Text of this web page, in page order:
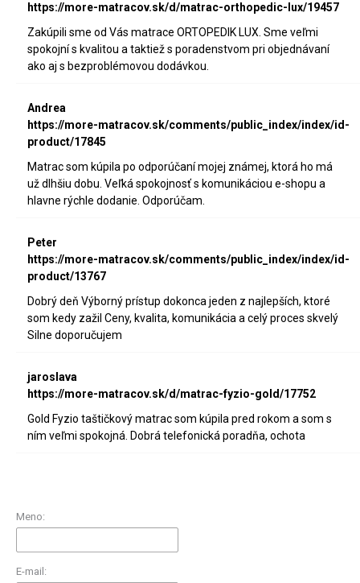
https://more-matracov.sk/d/matrac-orthopedic-lux/19457
Zakúpili sme od Vás matrace ORTOPEDIK LUX. Sme veľmi
spokojní s kvalitou a taktiež s poradenstvom pri objednávaní
ako aj s bezproblémovou dodávkou.
Andrea
https://more-matracov.sk/comments/public_index/index/id-
product/17845
Matrac som kúpila po odporúčaní mojej známej, ktorá ho má
už dlhšiu dobu. Veľká spokojnosť s komunikáciou e-shopu a
hlavne rýchle dodanie. Odporúčam.
Peter
https://more-matracov.sk/comments/public_index/index/id-
product/13767
Dobrý deň Výborný prístup dokonca jeden z najlepších, ktoré
som kedy zažil Ceny, kvalita, komunikácia a celý proces skvelý
Silne doporučujem
jaroslava
https://more-matracov.sk/d/matrac-fyzio-gold/17752
Gold Fyzio taštičkový matrac som kúpila pred rokom a som s
ním veľmi spokojná. Dobrá telefonická poradňa, ochota
Meno:
E-mail: